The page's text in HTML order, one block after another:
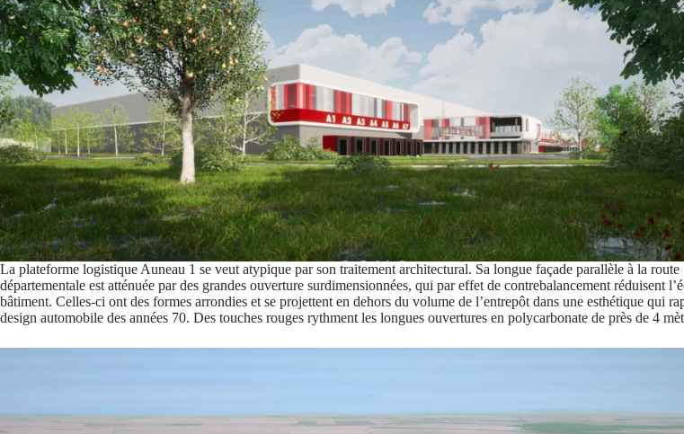
La plateforme logistique Auneau 1 se veut atypique par son traitement architectural. Sa longue façade parallèle à la route
départementale est atténuée par des grandes ouverture surdimensionnées, qui par effet de contrebalancement réduisent
bâtiment. Celles-ci ont des formes arrondies et se projettent en dehors du volume de l’entrepôt dans une esthétique qui
design automobile des années 70. Des touches rouges rythment les longues ouvertures en polycarbonate de près de 4